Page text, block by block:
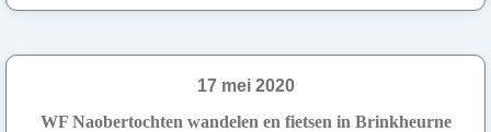
17 mei 2020
WF Naobertochten wandelen en fietsen in Brinkheurne